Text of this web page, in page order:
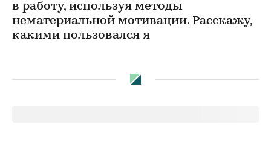
в работу, используя методы
нематериальной мотивации. Расскажу,
какими пользовался я